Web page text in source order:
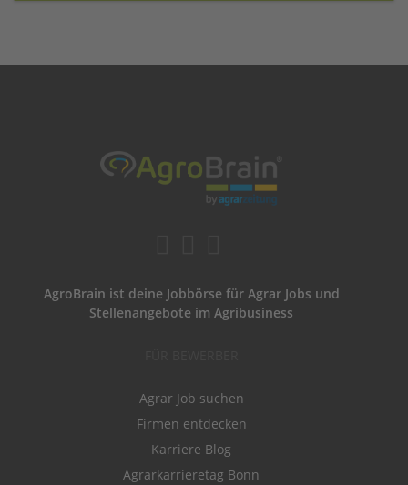
AgroBrain ist deine Jobbörse für Agrar Jobs und
Stellenangebote im Agribusiness
Agrar Job suchen
Firmen entdecken
Karriere Blog
Agrarkarrieretag Bonn